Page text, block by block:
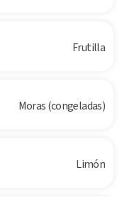
Frutilla
Moras (congeladas)
Limón